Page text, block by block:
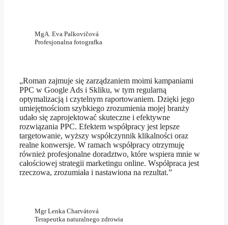
MgA. Eva Palkovičová
Profesjonalna fotografka
„Roman zajmuje się zarządzaniem moimi kampaniami
PPC w Google Ads i Skliku, w tym regularną
optymalizacją i czytelnym raportowaniem. Dzięki jego
umiejętnościom szybkiego zrozumienia mojej branży
udało się zaprojektować skuteczne i efektywne
rozwiązania PPC. Efektem współpracy jest lepsze
targetowanie, wyższy współczynnik klikalności oraz
realne konwersje. W ramach współpracy otrzymuję
również profesjonalne doradztwo, które wspiera mnie w
całościowej strategii marketingu online. Współpraca jest
rzeczowa, zrozumiała i nastawiona na rezultat.”
Mgr Lenka Charvátová
Terapeutka naturalnego zdrowia